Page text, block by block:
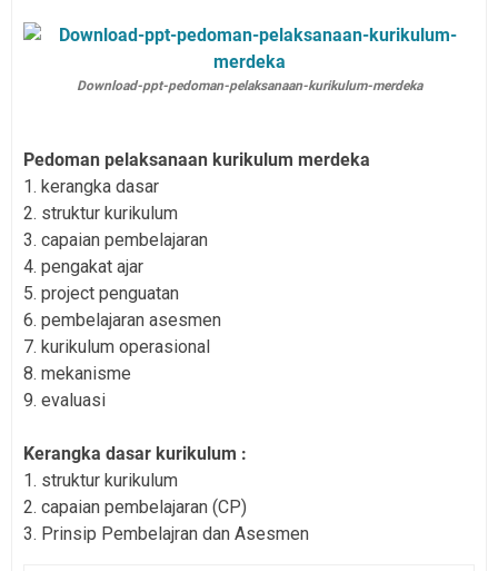
Download-ppt-pedoman-pelaksanaan-kurikulum-merdeka
Pedoman pelaksanaan kurikulum merdeka
1. kerangka dasar
2. struktur kurikulum
3. capaian pembelajaran
4. pengakat ajar
5. project penguatan
6. pembelajaran asesmen
7. kurikulum operasional
8. mekanisme
9. evaluasi
Kerangka dasar kurikulum :
1. struktur kurikulum
2. capaian pembelajaran (CP)
3. Prinsip Pembelajran dan Asesmen